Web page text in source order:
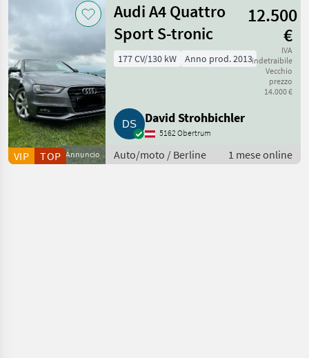
Annuncio
VIP TOP
Audi A4 Quattro
Sport S-tronic
12.500
€
IVA
indetraibile
Vecchio
prezzo
14.000 €
177 CV/130 kW Anno prod. 2013
David Strohbichler
5162 Obertrum
Auto/moto / Berline 1 mese online